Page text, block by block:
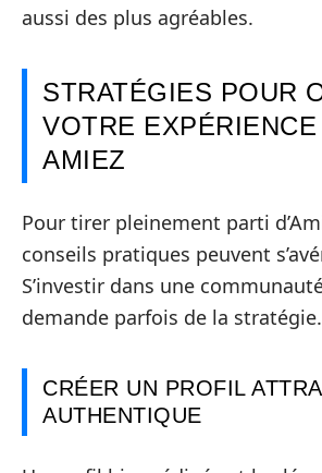
aussi des plus agréables.
STRATÉGIES POUR
VOTRE EXPÉRIENCE
AMIEZ
Pour tirer pleinement parti
conseils pratiques peuvent
S’investir dans une
demande parfois de la stratégie.
CRÉER UN PROFIL
AUTHENTIQUE